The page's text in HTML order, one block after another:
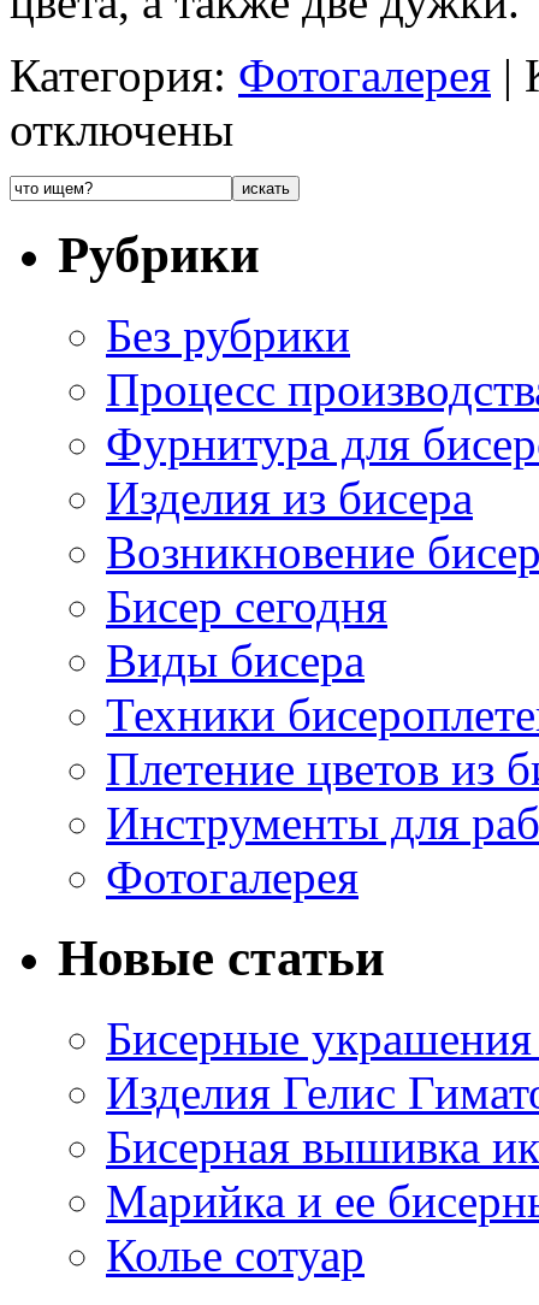
Категория: Фотогалерея |
отключены
Рубрики
Без рубрики
Процесс
Фурнитура для
Изделия из бисера
Возникновение
Бисер сегодня
Виды бисера
Техники
Плетение цветов из
Инструменты для
Фотогалерея
Новые статьи
Бисерные украшения
Изделия Гелис
Бисерная вышивка
Марийка и ее
Колье сотуар